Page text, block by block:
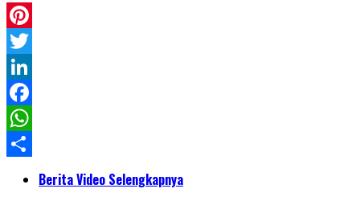
Pinterest
Twitter
LinkedIn
Facebook
WhatsApp
ShareBerita Video Selengkapnya